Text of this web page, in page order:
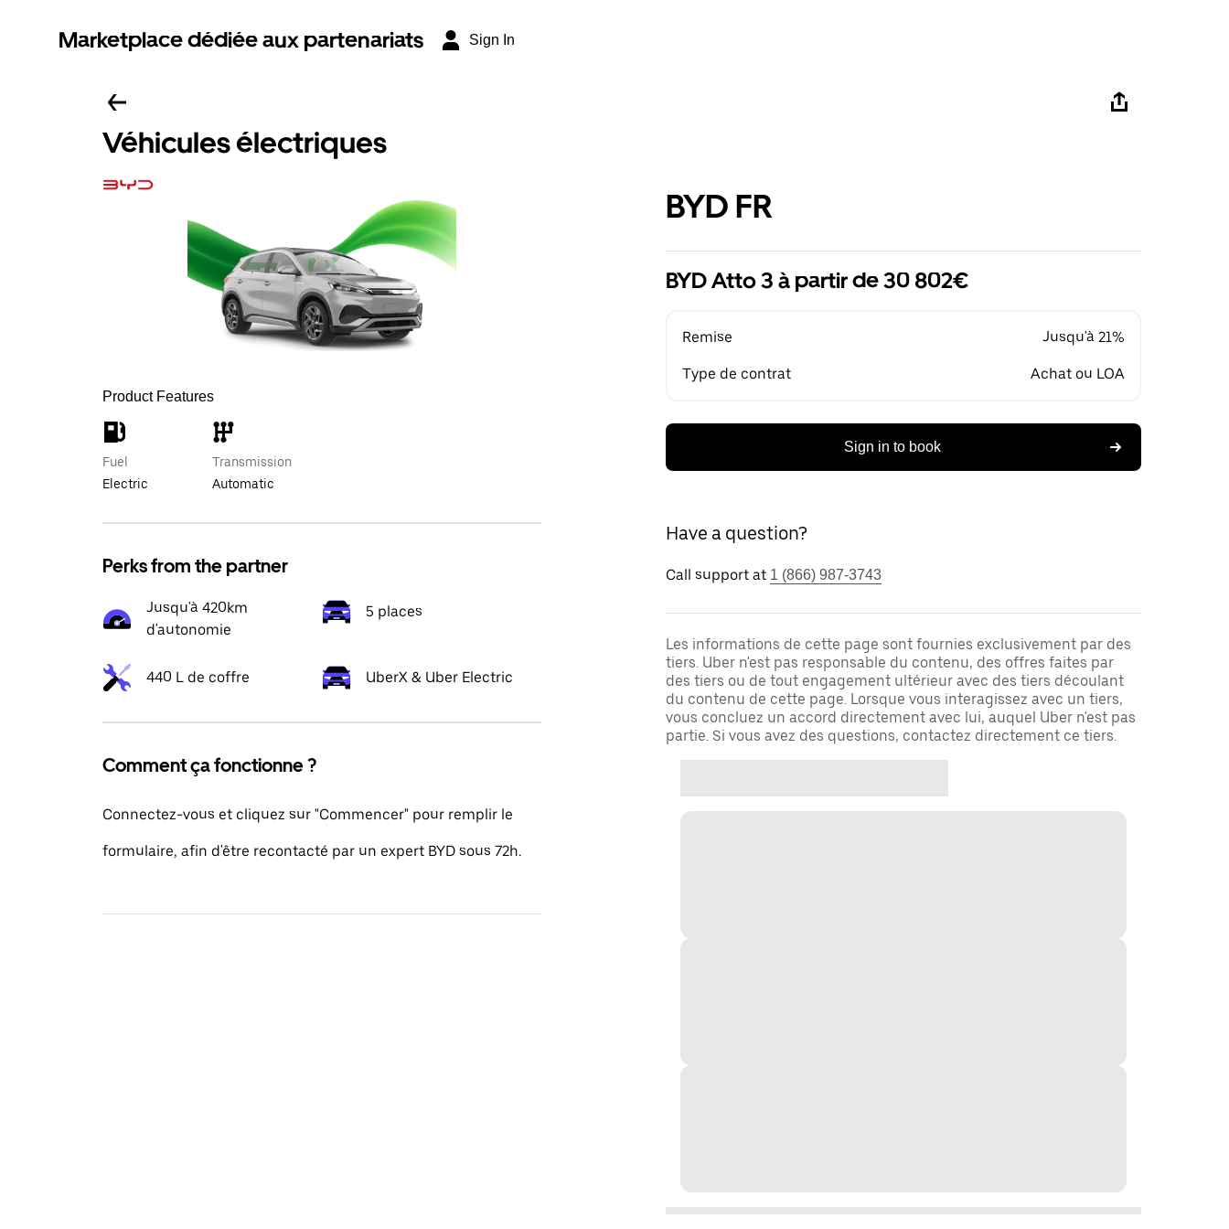
Marketplace dédiée aux partenariats Sign In
Véhicules électriques
Product Features
Fuel
Electric
Transmission
Automatic
Perks from the partner
Jusqu'à 420km
d'autonomie
5 places
440 L de coffre UberX & Uber Electric
Comment ça fonctionne ?
Connectez-vous et cliquez sur "Commencer" pour remplir le
formulaire, afin d'être recontacté par un expert BYD sous 72h.
BYD FR
BYD Atto 3 à partir de 30 802€
Remise Jusqu'à 21%
Type de contrat Achat ou LOA
Sign in to book
Have a question?
Call support at 1 (866) 987-3743
Les informations de cette page sont fournies exclusivement par des
tiers. Uber n'est pas responsable du contenu, des offres faites par
des tiers ou de tout engagement ultérieur avec des tiers découlant
du contenu de cette page. Lorsque vous interagissez avec un tiers,
vous concluez un accord directement avec lui, auquel Uber n'est pas
partie. Si vous avez des questions, contactez directement ce tiers.